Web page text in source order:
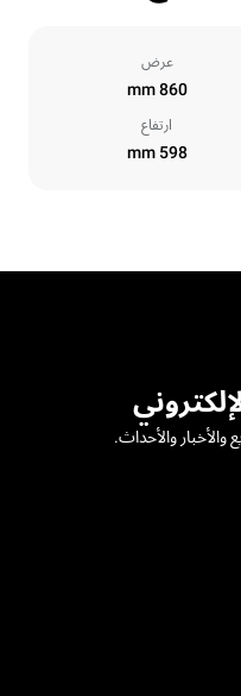
عرض
860 mm
ارتفاع
598 mm
والأخبار والأحداث.